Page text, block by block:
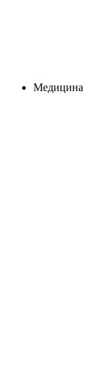
Медицина